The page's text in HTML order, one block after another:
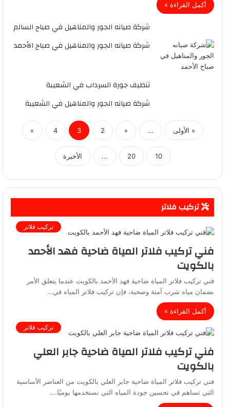
أكمل القراءة »
شركة صيانه الجور والمناهيل في صباح السالم
شركة صيانه الجور والمناهيل في صباح الأحمد
تنظيف جورة السرداب في الشعيبة
شركة صيانه الجور والمناهيل في الشعيبة
« الأولى ...
«
2
3
4
»
10
20
... الأخيرة
تركيب فلاتر
تركيب فلاتر
فني تركيب فلاتر المياة ضاحية فهد الأحمد
بالكويت
فني تركيب فلاتر المياة ضاحية فهد الأحمد بالكويت عندما يتعلق الأمر
بضمان مياه شرب آمنة وصحية، فإن تركيب فلاتر المياه في…
أكمل القراءة »
تركيب فلاتر
فني تركيب فلاتر المياة ضاحية جابر العلي
بالكويت
فني تركيب فلاتر المياة ضاحية جابر العلي بالكويت من العناصر الأساسية
التي تساهم في تحسين جودة المياه التي نستخدمها يوميًا.…